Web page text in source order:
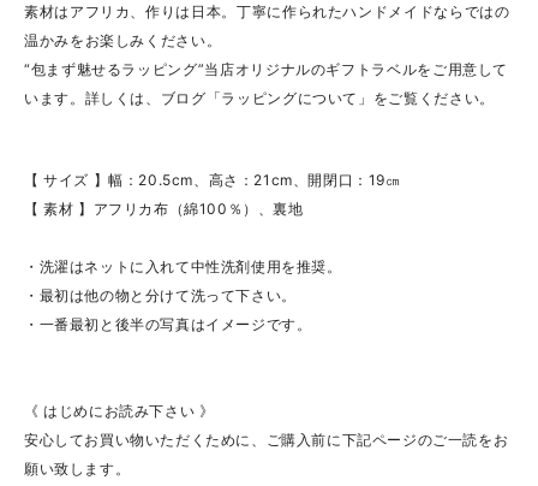
素材はアフリカ、作りは日本。丁寧に作られたハンドメイドならではの
温かみをお楽しみください。
“包まず魅せるラッピング”当店オリジナルのギフトラベルをご用意して
います。詳しくは、ブログ「ラッピングについて」をご覧ください。
【 サイズ 】幅：20.5cm、高さ：21cm、開閉口：19㎝
【 素材 】アフリカ布（綿100％）、裏地
・洗濯はネットに入れて中性洗剤使用を推奨。
・最初は他の物と分けて洗って下さい。
・一番最初と後半の写真はイメージです。
《 はじめにお読み下さい 》
安心してお買い物いただくために、ご購入前に下記ページのご一読をお
願い致します。